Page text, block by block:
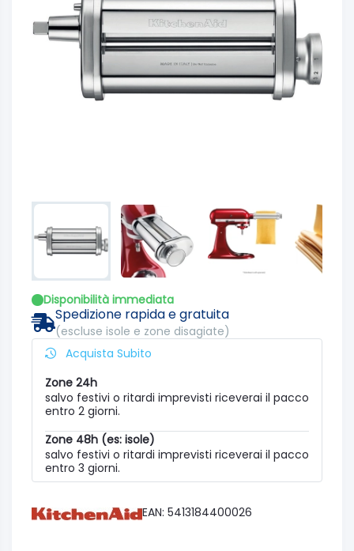
Disponibilità immediata
Spedizione rapida e gratuita
(escluse isole e zone disagiate)
Acquista Subito
Zone 24h
salvo festivi o ritardi imprevisti riceverai il pacco
entro 2 giorni.
Zone 48h (es: isole)
salvo festivi o ritardi imprevisti riceverai il pacco
entro 3 giorni.
EAN: 5413184400026